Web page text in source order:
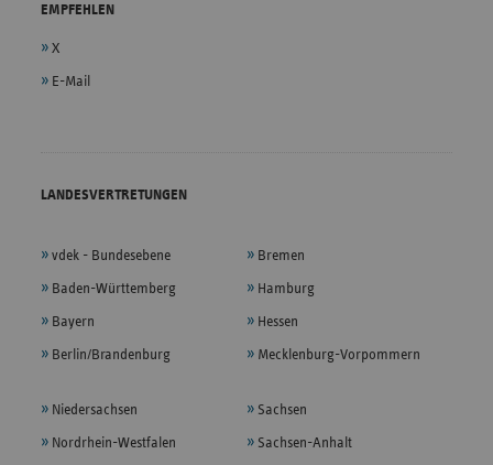
EMPFEHLEN
X
E-Mail
LANDESVERTRETUNGEN
vdek - Bundesebene
Baden-Württemberg
Bayern
Berlin/Brandenburg
Bremen
Hamburg
Hessen
Mecklenburg-Vorpommern
Niedersachsen
Nordrhein-Westfalen
Sachsen
Sachsen-Anhalt